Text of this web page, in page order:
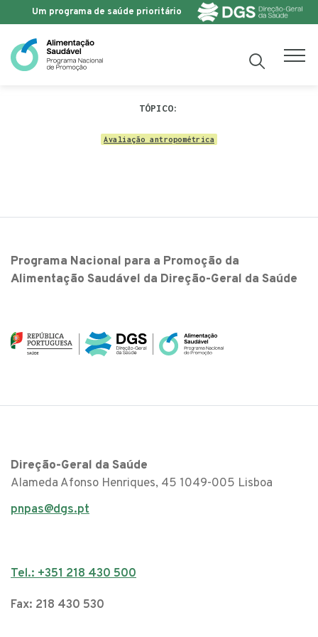
Saltar para o conteúdo
Um programa de saúde prioritário
TÓPICO:
Avaliação antropométrica
Programa Nacional para a Promoção da
Alimentação Saudável da Direção-Geral da Saúde
Direção-Geral da Saúde
Alameda Afonso Henriques, 45 1049-005 Lisboa
pnpas@dgs.pt
Tel.: +351 218 430 500
Fax: 218 430 530